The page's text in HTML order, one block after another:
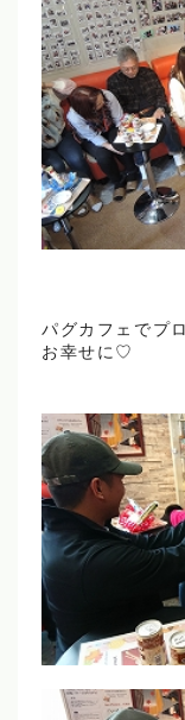
パグカフェでプ
お幸せに♡